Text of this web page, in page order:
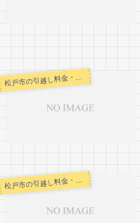
松
松 戸市の引越し料金・代金相場・見積り情報